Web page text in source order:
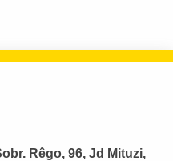
Rêgo, 96, Jd Mituzi,